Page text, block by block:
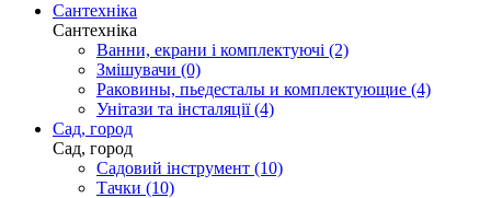
Сантехніка
Сантехніка
Ванни, екрани і комплектуючі (2)
Змішувачи (0)
Раковины, пьедесталы и комплектующие (4)
Унітази та інсталяції (4)
Сад, город
Сад, город
Садовий інструмент (10)
Тачки (10)